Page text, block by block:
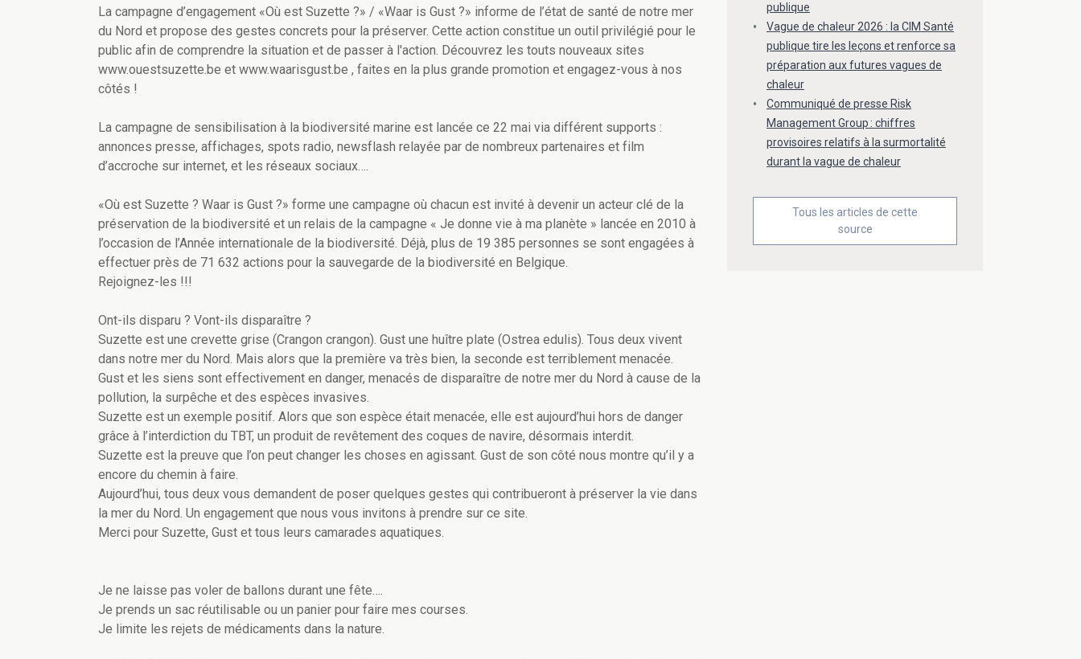
La campagne d’engagement «Où est Suzette ?» / «Waar is Gust ?» informe de l’état de santé de notre mer
du Nord et propose des gestes concrets pour la préserver. Cette action constitue un outil privilégié pour le
public afin de comprendre la situation et de passer à l'action. Découvrez les touts nouveaux sites
www.ouestsuzette.be et www.waarisgust.be , faites en la plus grande promotion et engagez-vous à nos
côtés !
La campagne de sensibilisation à la biodiversité marine est lancée ce 22 mai via différent supports :
annonces presse, affichages, spots radio, newsflash relayée par de nombreux partenaires et film
d’accroche sur internet, et les réseaux sociaux….
«Où est Suzette ? Waar is Gust ?» forme une campagne où chacun est invité à devenir un acteur clé de la
préservation de la biodiversité et un relais de la campagne « Je donne vie à ma planète » lancée en 2010 à
l’occasion de l’Année internationale de la biodiversité. Déjà, plus de 19 385 personnes se sont engagées à
effectuer près de 71 632 actions pour la sauvegarde de la biodiversité en Belgique.
Rejoignez-les !!!
Ont-ils disparu ? Vont-ils disparaître ?
Suzette est une crevette grise (Crangon crangon). Gust une huître plate (Ostrea edulis). Tous deux vivent
dans notre mer du Nord. Mais alors que la première va très bien, la seconde est terriblement menacée.
Gust et les siens sont effectivement en danger, menacés de disparaître de notre mer du Nord à cause de la
pollution, la surpêche et des espèces invasives.
Suzette est un exemple positif. Alors que son espèce était menacée, elle est aujourd’hui hors de danger
grâce à l’interdiction du TBT, un produit de revêtement des coques de navire, désormais interdit.
Suzette est la preuve que l’on peut changer les choses en agissant. Gust de son côté nous montre qu’il y a
encore du chemin à faire.
Aujourd’hui, tous deux vous demandent de poser quelques gestes qui contribueront à préserver la vie dans
la mer du Nord. Un engagement que nous vous invitons à prendre sur ce site.
Merci pour Suzette, Gust et tous leurs camarades aquatiques.
Je ne laisse pas voler de ballons durant une fête….
Je prends un sac réutilisable ou un panier pour faire mes courses.
Je limite les rejets de médicaments dans la nature.
publique
Vague de chaleur 2026 : la CIM Santé
publique tire les leçons et renforce sa
préparation aux futures vagues de
chaleur
Communiqué de presse Risk
Management Group : chiffres
provisoires relatifs à la surmortalité
durant la vague de chaleur
Tous les articles de cette
source